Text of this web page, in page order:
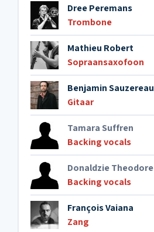
Dree Peremans
Trombone
Mathieu Robert
Sopraansaxofoon
Benjamin Sauzereau
Gitaar
Tamara Suffren
Backing vocals
Donaldzie Theodore
Backing vocals
François Vaiana
Zang